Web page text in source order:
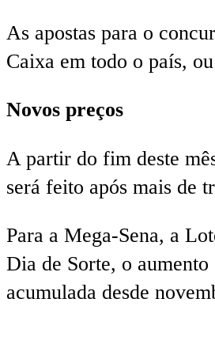
As apostas para o
Caixa em todo o país,
Novos preços
A partir do fim deste
será feito após mais de
Para a Mega-Sena, a
Dia de Sorte, o
acumulada desde